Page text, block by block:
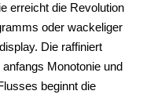
erreicht die Revolution
oder wackeliger
Die raffiniert
Monotonie und
beginnt die